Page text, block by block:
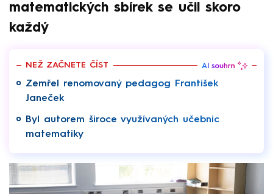
matematických sbírek se učil skoro
každý
NEŽ ZAČNETE ČÍST
Zemřel renomovaný pedagog František
Janeček
Byl autorem široce využívaných učebnic
matematiky